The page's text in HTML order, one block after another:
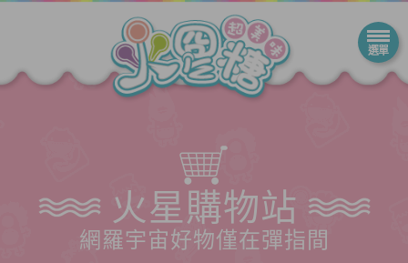
火星購物站
網羅宇宙好物僅在彈指間